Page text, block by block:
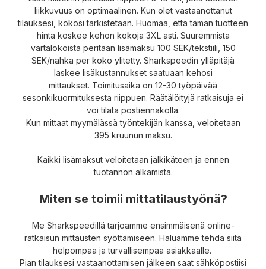
liikkuvuus on optimaalinen. Kun olet vastaanottanut
tilauksesi, kokosi tarkistetaan. Huomaa, että tämän tuotteen
hinta koskee kehon kokoja 3XL asti. Suuremmista
vartalokoista peritään lisämaksu 100 SEK/tekstiili, 150
SEK/nahka per koko ylitetty. Sharkspeedin ylläpitäjä
laskee lisäkustannukset saatuaan kehosi
mittaukset. Toimitusaika on 12-30 työpäivää
sesonkikuormituksesta riippuen. Räätälöityjä ratkaisuja ei
voi tilata postiennakolla.
Kun mittaat myymälässä työntekijän kanssa, veloitetaan
395 kruunun maksu.
Kaikki lisämaksut veloitetaan jälkikäteen ja ennen
tuotannon alkamista.
Miten se toimii mittatilaustyönä?
Me Sharkspeedillä tarjoamme ensimmäisenä online-
ratkaisun mittausten syöttämiseen. Haluamme tehdä siitä
helpompaa ja turvallisempaa asiakkaalle.
Pian tilauksesi vastaanottamisen jälkeen saat sähköpostiisi